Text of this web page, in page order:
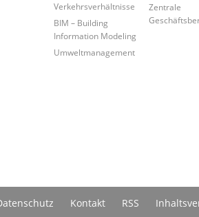
Verkehrsverhältnisse
BIM – Building
Information Modeling
Umweltmanagement
Zentrale
Kontakt RSS